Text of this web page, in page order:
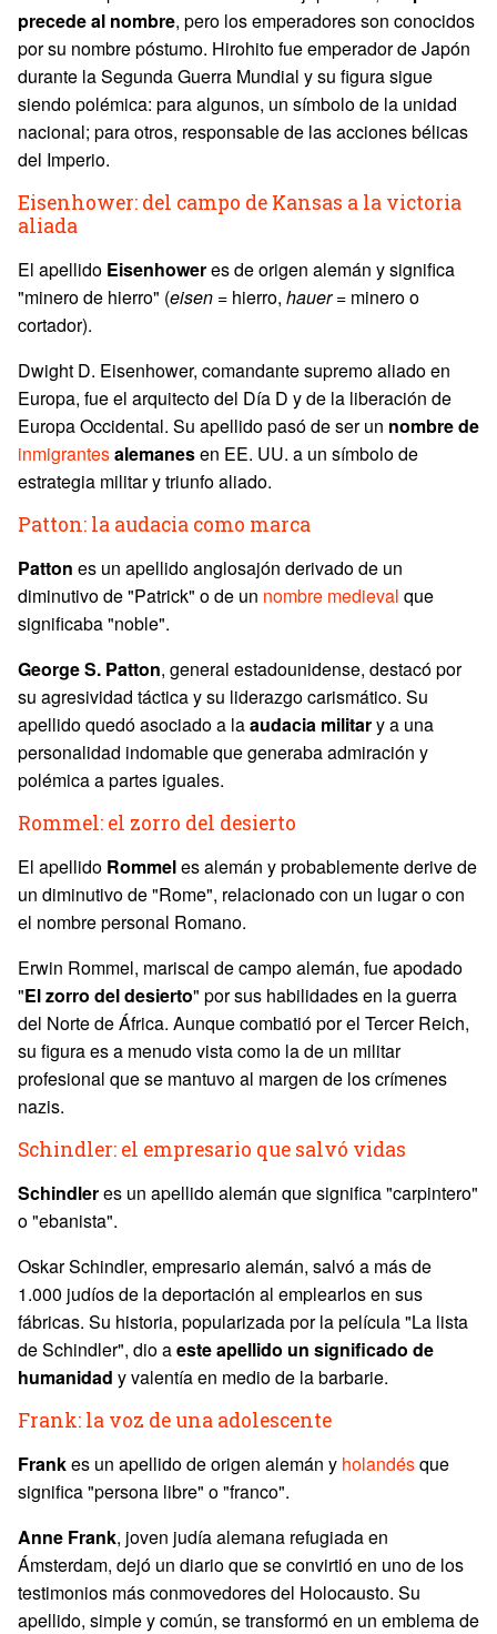
precede al nombre, pero los emperadores son conocidos
por su nombre póstumo. Hirohito fue emperador de Japón
durante la Segunda Guerra Mundial y su figura sigue
siendo polémica: para algunos, un símbolo de la unidad
nacional; para otros, responsable de las acciones bélicas
del Imperio.
Eisenhower: del campo de Kansas a la victoria
aliada
El apellido Eisenhoweres de origen alemán y significa
"minero de hierro" (eisen = hierro, hauer= minero o
cortador).
Dwight D. Eisenhower, comandante supremo aliado en
Europa, fue el arquitecto del Día D y de la liberación de
Europa Occidental. Su apellido pasó de ser un nombre de
inmigrantesalemanesen EE. UU. a un símbolo de
estrategia militar y triunfo aliado.
Patton: la audacia como marca
Patton es un apellido anglosajón derivado de un
diminutivo de "Patrick" o de un nombre medieval que
significaba "noble".
George S. Patton, general estadounidense, destacó por
su agresividad táctica y su liderazgo carismático. Su
apellido quedó asociado a laaudacia military a una
personalidad indomable que generaba admiración y
polémica a partes iguales.
Rommel: el zorro del desierto
El apellido Rommeles alemán y probablemente derive de
un diminutivo de "Rome", relacionado con un lugar o con
el nombre personal Romano.
Erwin Rommel, mariscal de campo alemán, fue apodado
"El zorro del desierto" por sus habilidades en la guerra
del Norte de África. Aunque combatió por el Tercer Reich,
su figura es a menudo vista como la de un militar
profesional que se mantuvo al margen de los crímenes
nazis.
Schindler: el empresario que salvó vidas
Schindleres un apellido alemán que significa "carpintero"
o "ebanista".
Oskar Schindler, empresario alemán, salvó a más de
1.000 judíos de la deportación al emplearlos en sus
fábricas. Su historia, popularizada por la película "La lista
de Schindler", dio aeste apellido un significado de
humanidad y valentía en medio de la barbarie.
Frank: la voz de una adolescente
Frankes un apellido de origen alemán y holandésque
significa "persona libre" o "franco".
Anne Frank, joven judía alemana refugiada en
Ámsterdam, dejó un diario que se convirtió en uno de los
testimonios más conmovedores del Holocausto. Su
apellido, simple y común, se transformó en un emblema de